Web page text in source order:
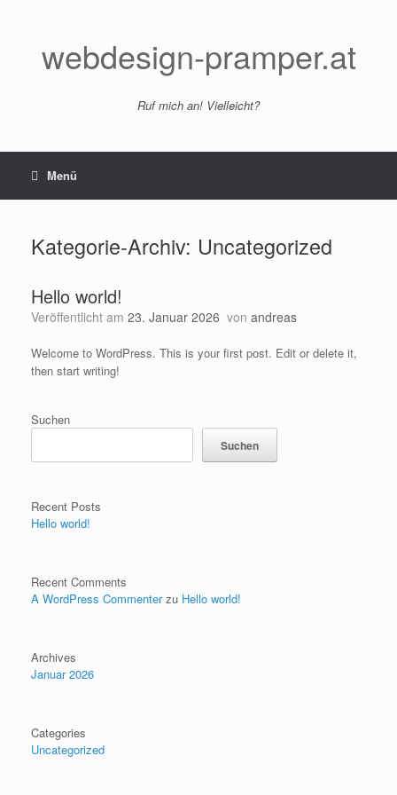
webdesign-pramper.at
Ruf mich an! Vielleicht?
Menü
Kategorie-Archiv: Uncategorized
Hello world!
Veröffentlicht am 23. Januar 2026 von andreas
Welcome to WordPress. This is your first post. Edit or delete it,
then start writing!
Suchen
Suchen
Recent Posts
Hello world!
Recent Comments
A WordPress Commenterzu Hello world!
Archives
Januar 2026
Categories
Uncategorized